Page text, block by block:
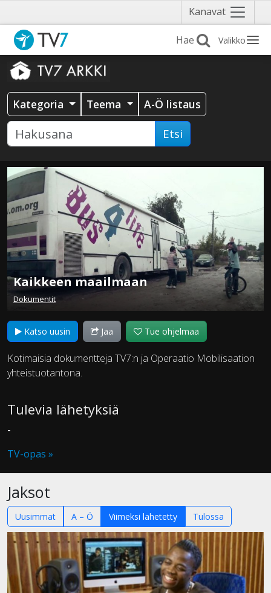
Kanavat Näytä
valikko
Valikko
Kategoria Teema A-Ö listaus
Etsi
Kaikkeen maailmaan
Dokumentit
Katso uusin Jaa Tue ohjelmaa
Kotimaisia dokumentteja TV7:n ja Operaatio Mobilisaation
yhteistuotantona.
Tulevia lähetyksiä
-
TV-opas »
Jaksot
Uusimmat A – Ö Viimeksi lähetetty Tulossa